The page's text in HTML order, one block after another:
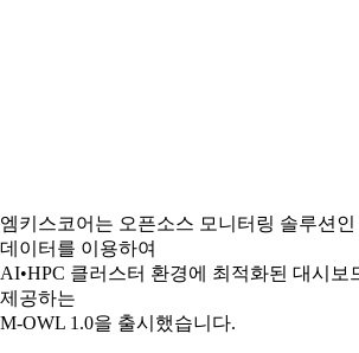
엠키스코어는 오픈소스 모니터링 솔루션인
데이터를 이용하여
AI•HPC 클러스터 환경에 최적화된 대시보
제공하는
M-OWL 1.0을 출시했습니다.